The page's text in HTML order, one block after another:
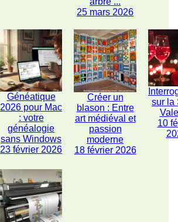
25 mars 2026
Généatique
2026 pour Mac
: votre
généalogie
sans Windows
23 février 2026
Créer un
blason : Entre
art médiéval et
passion
moderne
18 février 2026
sur la
10